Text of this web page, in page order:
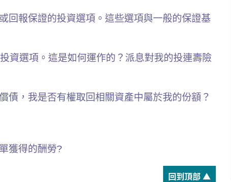
回報保證的投資選項。這些選項與一般的保證基
資選項。這是如何運作的？派息對我的投連壽險
債，我是否有權取回相關資產中屬於我的份額？
獲得的酬勞?
回到頂部 ▲